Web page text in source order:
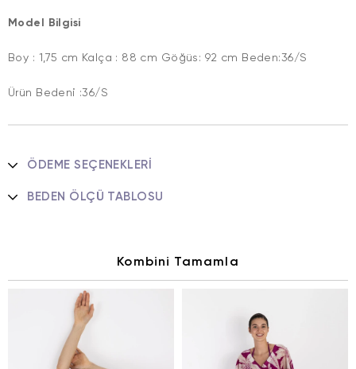
Model Bilgisi
Boy : 1,75 cm Kalça : 88 cm Göğüs: 92 cm Beden:36/S
Ürün Bedeni :36/S
ÖDEME SEÇENEKLERI
BEDEN ÖLÇÜ TABLOSU
Kombini Tamamla